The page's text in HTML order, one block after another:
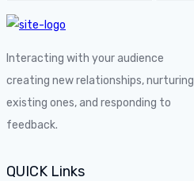
Interacting with your audience
creating new relationships, nurturing
existing ones, and responding to
feedback.
QUICK Links